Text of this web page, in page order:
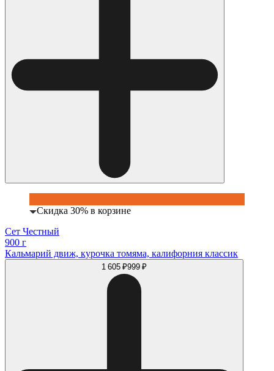
Скидка 30% в корзине
Сет Честный
900 г
Кальмарий движ, курочка томяма, калифорния классик
1 605 ₽999 ₽